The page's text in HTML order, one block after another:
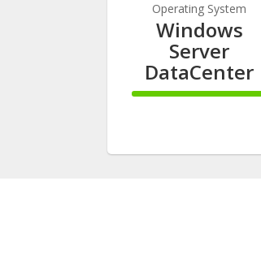
Operating System
Windows
Server
DataCenter
100%